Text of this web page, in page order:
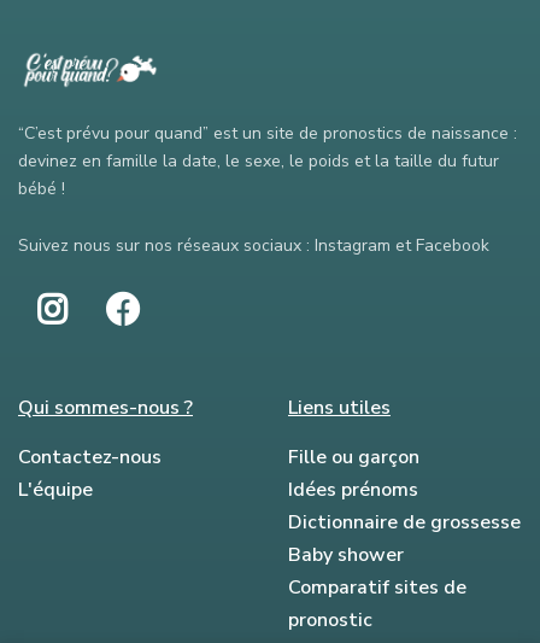
“C’est prévu pour quand” est un site de pronostics de naissance :
devinez en famille la date, le sexe, le poids et la taille du futur
bébé !
Suivez nous sur nos réseaux sociaux : Instagram et Facebook
Qui sommes-nous ?
Contactez-nous
L'équipe
Liens utiles
Fille ou garçon
Idées prénoms
Dictionnaire de grossesse
Baby shower
Comparatif sites de
pronostic